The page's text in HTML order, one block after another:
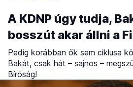
A KDNP úgy tudja,
bosszút akar állni a
Pedig korábban ők sem ciklusa
Bakát, csak hát – sajnos –
Bíróság!